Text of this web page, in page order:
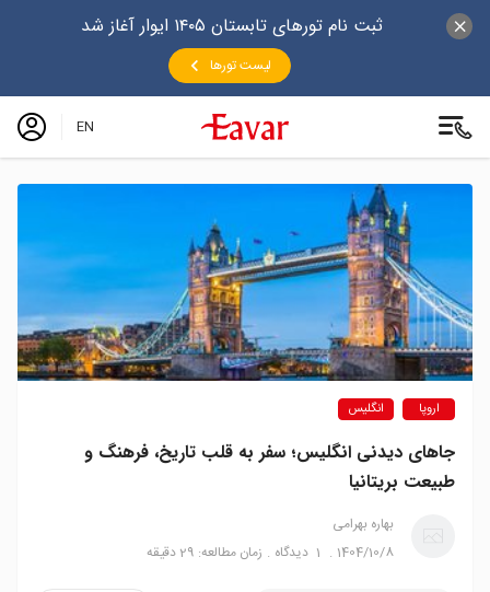
ثبت نام تورهای تابستان ۱۴۰۵ ایوار آغاز شد
لیست تورها
EN
اروپا انگلیس
جاهای دیدنی انگلیس؛ سفر به قلب تاریخ، فرهنگ و
طبیعت بریتانیا
بهاره بهرامی
1404/10/8
1 دیدگاه زمان مطالعه: 29 دقیقه